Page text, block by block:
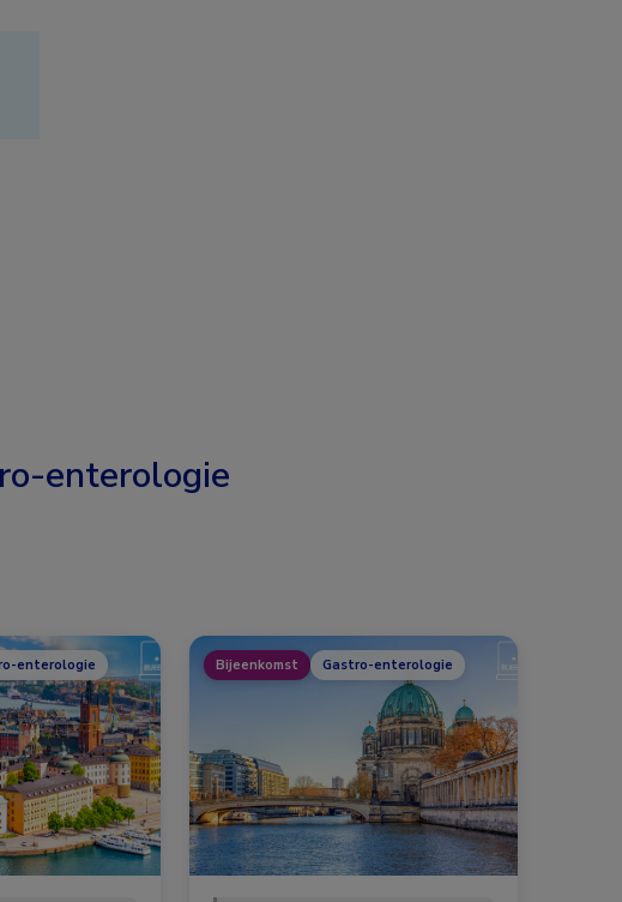
enterologie
enterologie Bijeenkomst Gastro-enterologie